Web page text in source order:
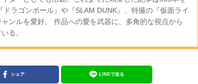
ラゴンボール』や『SLAM DUNK』、特撮の『仮面ライ
ンルを愛好。 作品への愛を武器に、多角的な視点から
る。
シェア LINEで送る